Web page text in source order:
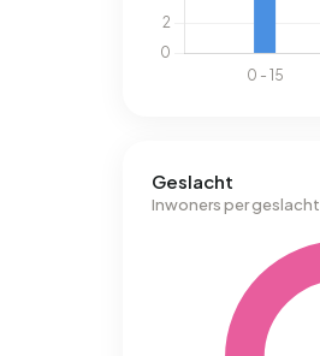
Geslacht
Inwoners per geslacht